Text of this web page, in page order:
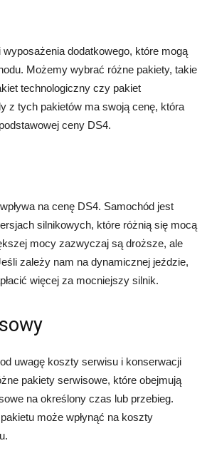
wyposażenia dodatkowego, które mogą
Możemy wybrać różne pakiety, takie
technologiczny czy pakiet
z tych pakietów ma swoją cenę, która
ceny DS4.
na cenę DS4. Samochód jest
silnikowych, które różnią się mocą
mocy zazwyczaj są droższe, ale
zależy nam na dynamicznej jeździe,
więcej za mocniejszy silnik.
uwagę koszty serwisu i konserwacji
pakiety serwisowe, które obejmują
na określony czas lub przebieg.
może wpłynąć na koszty